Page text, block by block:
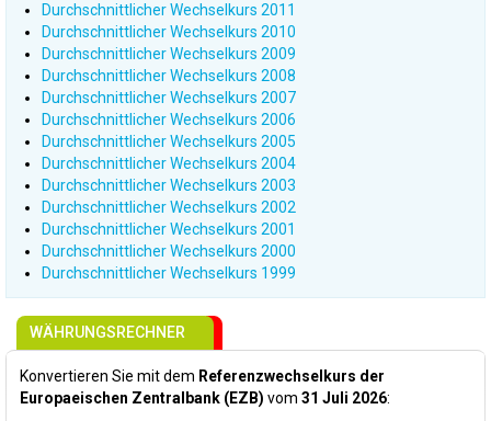
Durchschnittlicher Wechselkurs 2011
Durchschnittlicher Wechselkurs 2010
Durchschnittlicher Wechselkurs 2009
Durchschnittlicher Wechselkurs 2008
Durchschnittlicher Wechselkurs 2007
Durchschnittlicher Wechselkurs 2006
Durchschnittlicher Wechselkurs 2005
Durchschnittlicher Wechselkurs 2004
Durchschnittlicher Wechselkurs 2003
Durchschnittlicher Wechselkurs 2002
Durchschnittlicher Wechselkurs 2001
Durchschnittlicher Wechselkurs 2000
Durchschnittlicher Wechselkurs 1999
WÄHRUNGSRECHNER
Konvertieren Sie mit dem Referenzwechselkurs der
Europaeischen Zentralbank (EZB) vom 31 Juli 2026: